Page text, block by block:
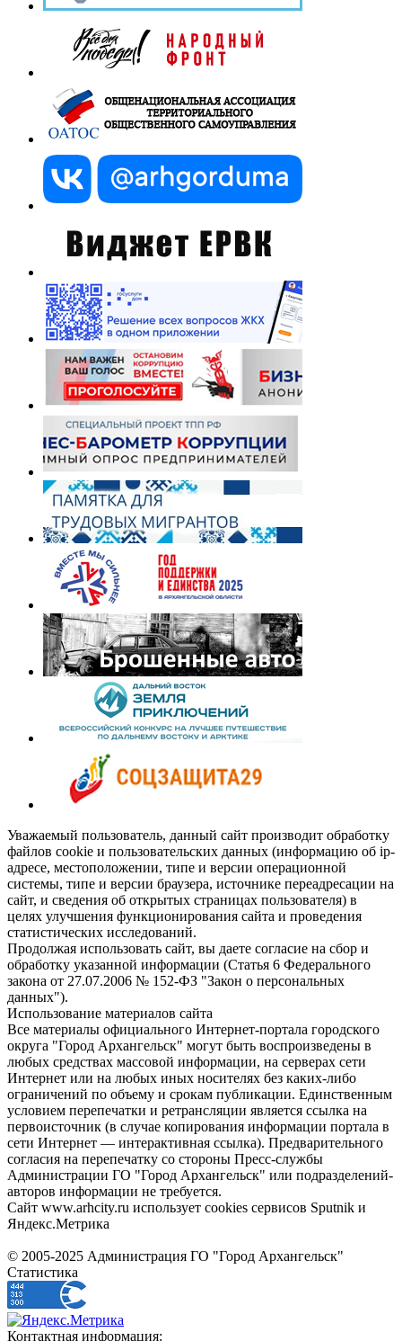
Уважаемый пользователь, данный сайт производит обработку
файлов cookie и пользовательских данных (информацию об ip-
адресе, местоположении, типе и версии операционной
системы, типе и версии браузера, источнике переадресации на
сайт, и сведения об открытых страницах пользователя) в
целях улучшения функционирования сайта и проведения
статистических исследований.
Продолжая использовать сайт, вы даете согласие на сбор и
обработку указанной информации (Статья 6 Федерального
закона от 27.07.2006 № 152-ФЗ "Закон о персональных
данных").
Использование материалов сайта
Все материалы официального Интернет-портала городского
округа "Город Архангельск" могут быть воспроизведены в
любых средствах массовой информации, на серверах сети
Интернет или на любых иных носителях без каких-либо
ограничений по объему и срокам публикации. Единственным
условием перепечатки и ретрансляции является ссылка на
первоисточник (в случае копирования информации портала в
сети Интернет — интерактивная ссылка). Предварительного
согласия на перепечатку со стороны Пресс-службы
Администрации ГО "Город Архангельск" или подразделений-
авторов информации не требуется.
Сайт www.arhcity.ru использует cookies сервисов Sputnik и
Яндекс.Метрика
© 2005-2025 Администрация ГО "Город Архангельск"
Статистика
Контактная информация: